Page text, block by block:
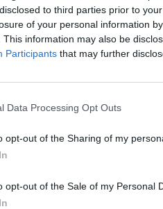
to third parties prior to
of your personal information
This information may also be
Participants that may further
Data Processing Opt Outs
opt-out of the Sharing of my
opt-out of the Sale of my Personal
mezinárodní událostí, na
světa,“ konstatuje výkonný
Proper a dodává: „Česká
jsme rádi, že se Česká
tuto unikátní událost všem
komentovaným
k časovému posunu v Torontu
vysílaly Kanadský/Světový
v letech 1976, 1981, 1984,
se odehrál v roce 2004,
obrazovkách předcházet
ve kterém hrál národní tým